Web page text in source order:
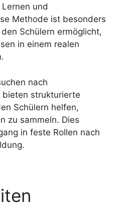
und
Methode ist besonders
Schülern ermöglicht,
in einem realen
nach
strukturierte
Schülern helfen,
zu sammeln. Dies
in feste Rollen nach